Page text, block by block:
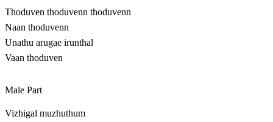
Thoduven thoduvenn thoduvenn
Naan thoduvenn
Unathu arugae irunthal
Vaan thoduven
Male Part
Vizhigal muzhuthum